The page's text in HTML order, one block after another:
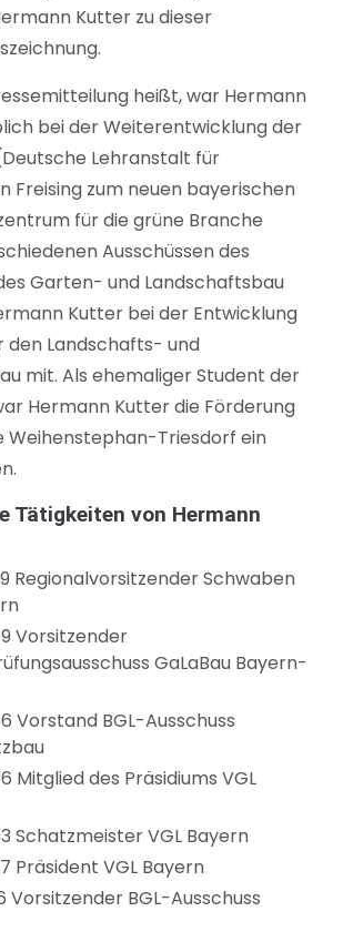
Kutter zu dieser
heißt, war Hermann
bei der Weiterentwicklung der
Lehranstalt für
Freising zum neuen bayerischen
für die grüne Branche
Ausschüssen des
Garten- und Landschaftsbau
Kutter bei der Entwicklung
den Landschafts- und
mit. Als ehemaliger Student der
Hermann Kutter die Förderung
Weihenstephan-Triesdorf ein
Tätigkeiten von Hermann
Regionalvorsitzender Schwaben
Vorsitzender
GaLaBau Bayern-
Vorstand BGL-Ausschuss
Mitglied des Präsidiums VGL
Schatzmeister VGL Bayern
Präsident VGL Bayern
Vorsitzender BGL-Ausschuss